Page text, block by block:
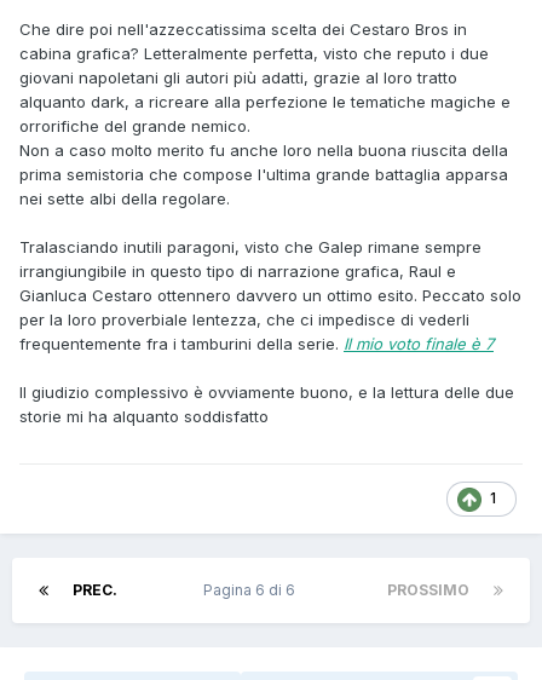
Che dire poi nell'azzeccatissima scelta dei Cestaro Bros in
cabina grafica? Letteralmente perfetta, visto che reputo i due
giovani napoletani gli autori più adatti, grazie al loro tratto
alquanto dark, a ricreare alla perfezione le tematiche magiche e
orrorifiche del grande nemico.
Non a caso molto merito fu anche loro nella buona riuscita della
prima semistoria che compose l'ultima grande battaglia apparsa
nei sette albi della regolare.
Tralasciando inutili paragoni, visto che Galep rimane sempre
irrangiungibile in questo tipo di narrazione grafica, Raul e
Gianluca Cestaro ottennero davvero un ottimo esito. Peccato solo
per la loro proverbiale lentezza, che ci impedisce di vederli
frequentemente fra i tamburini della serie. Il mio voto finale è 7
Il giudizio complessivo è ovviamente buono, e la lettura delle due
storie mi ha alquanto soddisfatto
1
PREC. PROSSIMO
Pagina 6 di 6